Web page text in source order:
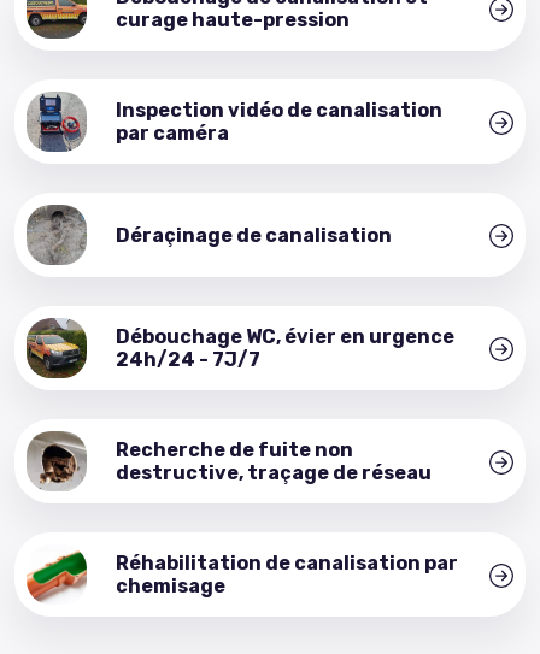
curage haute-pression
Inspection vidéo de canalisation
par caméra
Déraçinage de canalisation
Débouchage WC, évier en urgence
24h/24 - 7J/7
Recherche de fuite non
destructive, traçage de réseau
Réhabilitation de canalisation par
chemisage